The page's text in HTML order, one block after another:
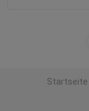
Startseite